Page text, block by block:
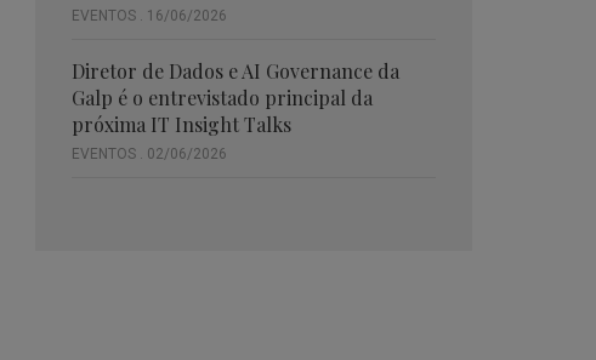
EVENTOS . 16/06/2026
Diretor de Dados e AI Governance da
Galp é o entrevistado principal da
próxima IT Insight Talks
EVENTOS . 02/06/2026